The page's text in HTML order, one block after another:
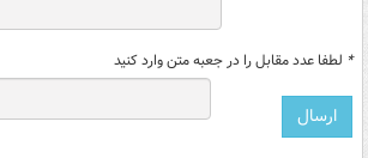
* لطفا عدد مقابل را در جعبه متن وارد کنید